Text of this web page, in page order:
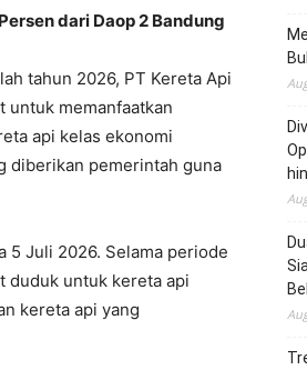
dari Daop 2 Bandung
tahun 2026, PT Kereta Api
untuk memanfaatkan
api kelas ekonomi
diberikan pemerintah guna
5 Juli 2026. Selama periode
duduk untuk kereta api
kereta api yang